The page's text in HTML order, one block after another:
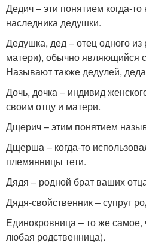
Дедич – эти понятием когда-
наследника дедушки.
Дедушка, дед – отец одного из
матери), обычно являющийся
Называют также дедулей,
Дочь, дочка – индивид
своим отцу и матери.
Дщерич – этим понятием
Дщерша – когда-то
племянницы тети.
Дядя – родной брат ваших
Дядя-свойственник – супруг
Единокровница – то же самое,
любая родственница).